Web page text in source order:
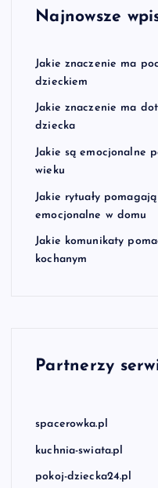
Najnowsze
Jakie znaczenie ma
dzieckiem
Jakie znaczenie ma
dziecka
Jakie są emocjonalne
wieku
Jakie rytuały
emocjonalne w domu
Jakie komunikaty
kochanym
Partnerzy
spacerowka.pl
kuchnia-swiata.pl
pokoj-dziecka24.pl